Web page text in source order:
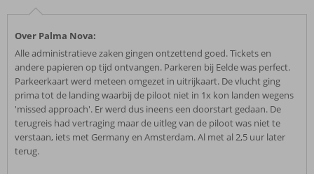
Over Palma Nova:
Alle administratieve zaken gingen ontzettend goed. Tickets en
andere papieren op tijd ontvangen. Parkeren bij Eelde was perfect.
Parkeerkaart werd meteen omgezet in uitrijkaart. De vlucht ging
prima tot de landing waarbij de piloot niet in 1x kon landen wegens
'missed approach'. Er werd dus ineens een doorstart gedaan. De
terugreis had vertraging maar de uitleg van de piloot was niet te
verstaan, iets met Germany en Amsterdam. Al met al 2,5 uur later
terug.